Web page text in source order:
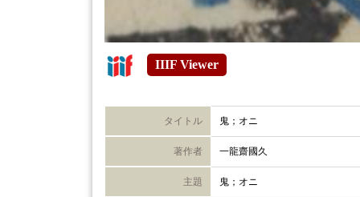
IIIF Viewer
タイトル 鬼；オニ
著作者 一龍齋國久
主題 鬼；オニ